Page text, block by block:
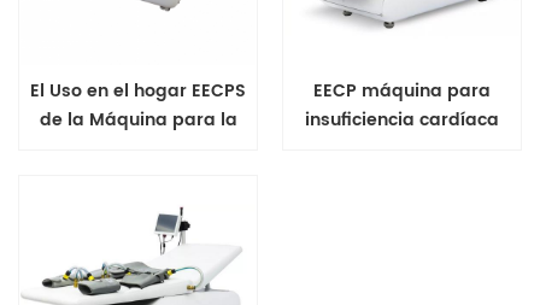
El Uso en el hogar EECPS
de la Máquina para la
EECP máquina para
insuficiencia cardíaca